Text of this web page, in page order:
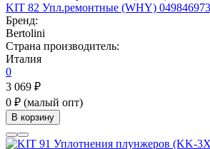
KIT 82 Упл.ремонтные (WHY) 049846973
Бренд:
Bertolini
Страна производитель:
Италия
0
3 069 ₽
0 ₽ (малый опт)
В корзину